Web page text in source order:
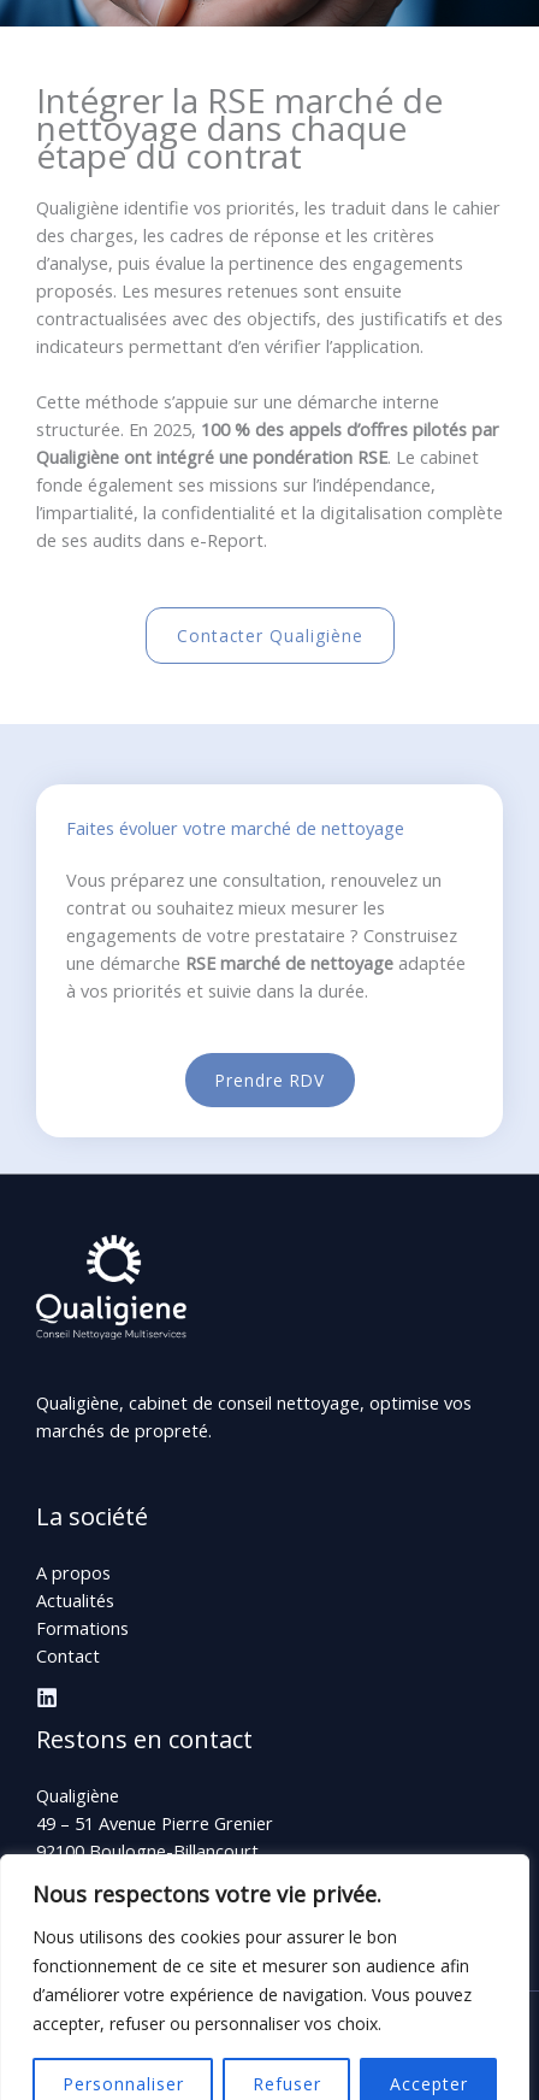
Nous respectons votre vie privée.
Nous utilisons des cookies pour assurer le bon
fonctionnement de ce site et mesurer son audience afin
d’améliorer votre expérience de navigation. Vous pouvez
accepter, refuser ou personnaliser vos choix.
Personnaliser Refuser Accepter
Intégrer la RSE marché de
nettoyage dans chaque
étape du contrat
Qualigiène identifie vos priorités, les traduit dans le cahier
des charges, les cadres de réponse et les critères
d’analyse, puis évalue la pertinence des engagements
proposés. Les mesures retenues sont ensuite
contractualisées avec des objectifs, des justificatifs et des
indicateurs permettant d’en vérifier l’application.
Cette méthode s’appuie sur une démarche interne
structurée. En 2025, 100 % des appels d’offres pilotés par
Qualigiène ont intégré une pondération RSE. Le cabinet
fonde également ses missions sur l’indépendance,
l’impartialité, la confidentialité et la digitalisation complète
de ses audits dans e-Report.
Contacter Qualigiène
Faites évoluer votre marché de nettoyage
Vous préparez une consultation, renouvelez un
contrat ou souhaitez mieux mesurer les
engagements de votre prestataire ? Construisez
une démarche RSE marché de nettoyage adaptée
à vos priorités et suivie dans la durée.
Prendre RDV
Qualigiène, cabinet de conseil nettoyage, optimise vos
marchés de propreté.
La société
A propos
Actualités
Formations
Contact
Restons en contact
Qualigiène
49 – 51 Avenue Pierre Grenier
92100 Boulogne-Billancourt
Téléphone :+33(0)1 46 94 92 10
Mentions légales |Politique de confidentialité